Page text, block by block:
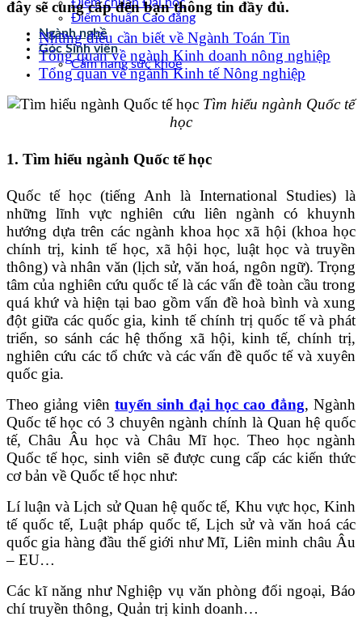
Điểm chuẩn Cao đẳng
Ngành nghề
Góc Sinh viên
Cẩm nang sức khoẻ
đây sẽ cung cấp đến bạn thông tin đầy đủ.
Những điều cần biết về Ngành Toán Tin
Tổng quan về ngành Kinh doanh nông nghiệp
Tổng quan về ngành Kinh tế Nông nghiệp
Tìm hiểu ngành Quốc tế
học
1. Tìm hiểu ngành Quốc tế học
Quốc tế học (tiếng Anh là International Studies) là
những lĩnh vực nghiên cứu liên ngành có khuynh
hướng dựa trên các ngành khoa học xã hội (khoa học
chính trị, kinh tế học, xã hội học, luật học và truyền
thông) và nhân văn (lịch sử, văn hoá, ngôn ngữ). Trọng
tâm của nghiên cứu quốc tế là các vấn đề toàn cầu trong
quá khứ và hiện tại bao gồm vấn đề hoà bình và xung
đột giữa các quốc gia, kinh tế chính trị quốc tế và phát
triển, so sánh các hệ thống xã hội, kinh tế, chính trị,
nghiên cứu các tổ chức và các vấn đề quốc tế và xuyên
quốc gia.
Theo giảng viên tuyển sinh đại học cao đẳng, Ngành
Quốc tế học có 3 chuyên ngành chính là Quan hệ quốc
tế, Châu Âu học và Châu Mĩ học. Theo học ngành
Quốc tế học, sinh viên sẽ được cung cấp các kiến thức
cơ bản về Quốc tế học như:
Lí luận và Lịch sử Quan hệ quốc tế, Khu vực học, Kinh
tế quốc tế, Luật pháp quốc tế, Lịch sử và văn hoá các
quốc gia hàng đầu thế giới như Mĩ, Liên minh châu Âu
– EU…
Các kĩ năng như Nghiệp vụ văn phòng đối ngoại, Báo
chí truyền thông, Quản trị kinh doanh…